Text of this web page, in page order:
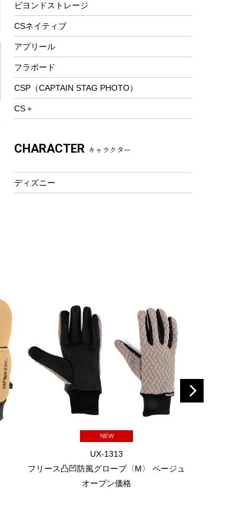
ツール&アクセサリー
トレッキング
トレッキングステッキ
プレイグッズ
ウェルネス
フィットネス
アクセサリー
ビヨンドストレージ
CSネイティブ
アプリール
フラボード
CSP（CAPTAIN STAG PHOTO）
CS＋
CHARACTER キャラクター
ディズニー
NEW
UX-1313
フリース凸凹防風グローブ〈M〉 ベージュ
オープン価格